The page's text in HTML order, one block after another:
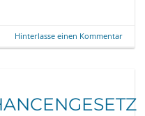
Hinterlasse einen Kommentar